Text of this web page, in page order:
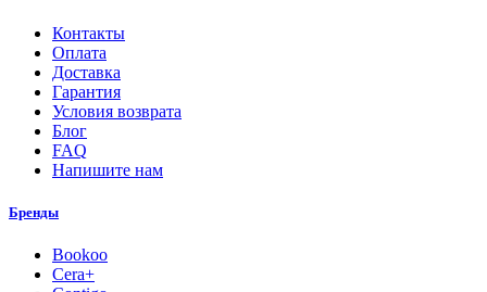
Контакты
Оплата
Доставка
Гарантия
Условия возврата
Блог
FAQ
Напишите нам
Бренды
Bookoo
Cera+